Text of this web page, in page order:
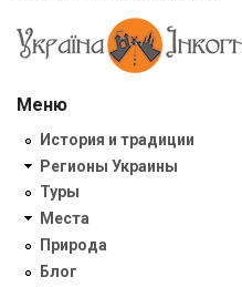
Меню
История и традиции
Регионы Украины
Туры
Места
Природа
Блог